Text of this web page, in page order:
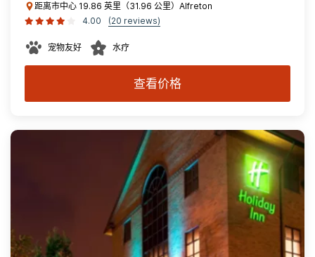
距离市中心 19.86 英里（31.96 公里）Alfreton
4.00
(20 reviews)
宠物友好 水疗
查看价格